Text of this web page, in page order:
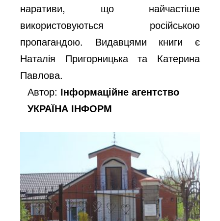
наративи, що найчастіше
використовуються російською
пропагандою. Видавцями книги є
Наталія Пригорницька та Катерина
Павлова.
Автор: Інформаційне агентство
УКРАЇНА ІНФОРМ